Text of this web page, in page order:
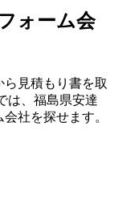
ォーム会
見積もり書を取
、 福島県安達
社を探せます。